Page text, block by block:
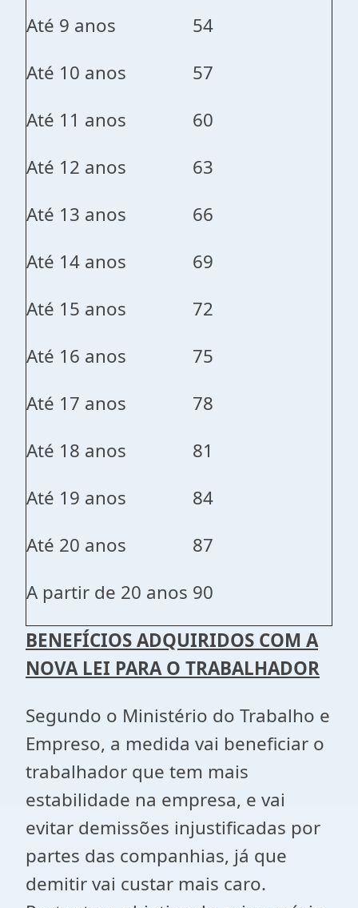
Até 9 anos
54
Até 10 anos
57
Até 11 anos
60
Até 12 anos
63
Até 13 anos
66
Até 14 anos
69
Até 15 anos
72
Até 16 anos
75
Até 17 anos
78
Até 18 anos
81
Até 19 anos
84
Até 20 anos
87
A partir de 20 anos 90
BENEFÍCIOS ADQUIRIDOS COM A
NOVA LEI PARA O TRABALHADOR
Segundo o Ministério do Trabalho e
Empreso, a medida vai beneficiar o
trabalhador que tem mais
estabilidade na empresa, e vai
evitar demissões injustificadas por
partes das companhias, já que
demitir vai custar mais caro.